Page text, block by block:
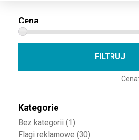
Cena
FILTRUJ
Cena:
Kategorie
Bez kategorii (1)
Flagi reklamowe (30)